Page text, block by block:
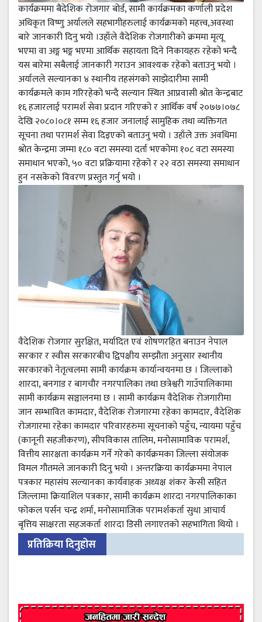
कार्यक्रममा बैदेशिक रोजगार बोर्ड, सामी कार्यक्रमका कर्णाली प्रदेश
अधिकृत विष्णु अर्यालले सहभागीहरुलाई कार्यक्रमको महत्त्व,अवस्था
बारे जानकारी दिनु भयो ।उहाँले वैदेशिक रोजगारीको क्रममा मृत्यू
भएमा वा अङ्ग भङ्ग भएमा आर्थिक सहायता दिने निकायहरु रहेको भन्दै
यस बारेमा सबैलाई जानकारी गराउन आवश्यक रहेको बताउनु भयो ।
अर्यालले सल्यानका ४ स्थानीय तहसंगको साझेदारीमा सामी
कार्यक्रमले काम गरिरहेको भन्दै सल्यान स्थित आप्रवासी श्रोत केन्द्रबाट
१६ हजारलाई परामर्श सेवा प्रदान गरिएको र आर्थिक वर्ष २०७७।०७८
देखि २०८०।०८१ सम्म १६ हजार जनालाई सामुहिक तथा व्यक्तिगत
सूचना तथा परामर्श सेवा दिइएको बताउनु भयो । उहाँले उक्त अवधिमा
श्रोत केन्द्रमा जम्मा १८० वटा समस्या दर्ता भएकोमा १०८ वटा समस्या
समाधान भएको, ५० वटा प्रक्रियामा रहेको र २२ वठा समस्या समाधान
हुन नसकेको विवरण प्रस्तुत गर्नु भयो ।
वैदेशिक रोजगार सुरक्षित, मर्यादित एवं शोषणरहित बनाउन नेपाल
सरकार र स्वीस सरकारबीच द्विपक्षीय सम्झौता अनुसार स्थानीय
सरकारको नेतृत्वलमा सामी कार्यक्रम कार्यान्वयनमा छ । जिल्लाको
शारदा, बनगाड र बागचौर नगरपालिका तथा छत्रेश्वरी गाउँपालिकामा
सामी कार्यक्रम सञ्चालनमा छ । सामी कार्यक्रम वैदेशिक रोजगारीमा
जान सम्भावित कामदार, वैदेशिक रोजगारमा रहेका कामदार, वैदेशिक
रोजगारमा रहेका कामदार परिवारहरुमा सूचनाको पहुँच, न्यायमा पहुँच
(कानूनी सहजीकरण), सीपविकास तालिम, मनोसामाविक परामर्श,
वित्तीय सारक्षता कार्यक्रम गर्ने गरेको कार्यक्रमका जिल्ला संयोजक
विमल गौतमले जानकारी दिनु भयो । अन्तरक्रिया कार्यक्रममा नेपाल
पत्रकार महासंघ सल्यानका कार्यवाहक अध्यक्ष शंकर केसी सहित
जिल्लामा क्रियाशिल पत्रकार, सामी कार्यक्रम शारदा नगरपालिकाका
फोकल पर्सन चन्द्र शर्मा, मनोसामाजिक परामर्शकर्ता सुधा आचार्य
बृत्तिय साक्षरता सहजकर्ता शारदा डिसी लगाएतको सहभागिता थियो ।
प्रतिक्रिया दिनुहोस